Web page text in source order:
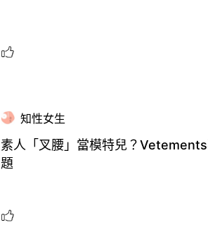
知性女生
素人「叉腰」當模特兒？
題